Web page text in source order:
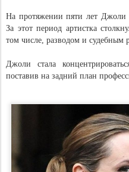
На протяжении пяти лет Джоли
За этот период артистка
том числе, разводом и судебным
Джоли стала
поставив на задний план